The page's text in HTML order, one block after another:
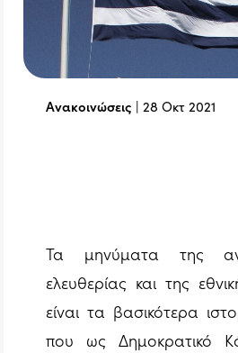
Ανακοινώσεις |28 Οκτ 2021
Τα μηνύματα της
ελευθερίας και της
είναι τα βασικότερα
που ως Δημοκρατικό